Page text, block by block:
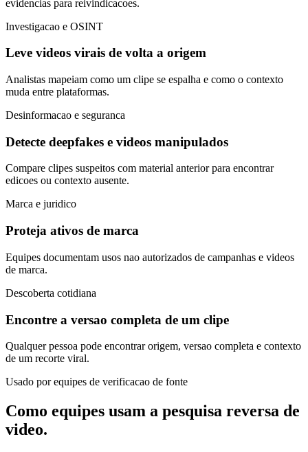
evidencias para reivindicacoes.
Investigacao e OSINT
Leve videos virais de volta a origem
Analistas mapeiam como um clipe se espalha e como o contexto
muda entre plataformas.
Desinformacao e seguranca
Detecte deepfakes e videos manipulados
Compare clipes suspeitos com material anterior para encontrar
edicoes ou contexto ausente.
Marca e juridico
Proteja ativos de marca
Equipes documentam usos nao autorizados de campanhas e videos
de marca.
Descoberta cotidiana
Encontre a versao completa de um clipe
Qualquer pessoa pode encontrar origem, versao completa e contexto
de um recorte viral.
Usado por equipes de verificacao de fonte
Como equipes usam a pesquisa reversa de
video.